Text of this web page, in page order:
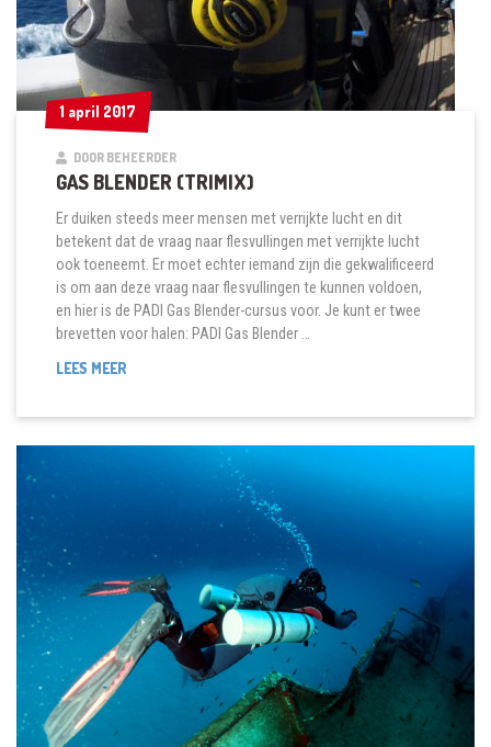
1 april 2017
1 april 2017
DOOR BEHEERDER
GAS BLENDER (TRIMIX)
Er duiken steeds meer mensen met verrijkte lucht en dit
betekent dat de vraag naar flesvullingen met verrijkte lucht
ook toeneemt. Er moet echter iemand zijn die gekwalificeerd
is om aan deze vraag naar flesvullingen te kunnen voldoen,
en hier is de PADI Gas Blender-cursus voor. Je kunt er twee
brevetten voor halen: PADI Gas Blender …
LEES MEERGAS